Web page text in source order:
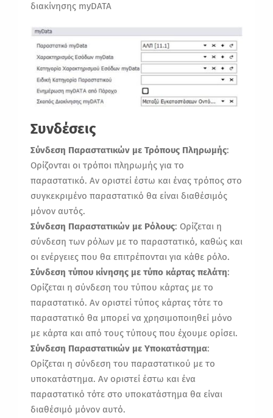
διακίνησης myDATA
Συνδέσεις
Σύνδεση Παραστατικών με Τρόπους Πληρωμής:
Ορίζονται οι τρόποι πληρωμής για το
παραστατικό. Αν οριστεί έστω και ένας τρόπος στο
συγκεκριμένο παραστατικό θα είναι διαθέσιμός
μόνον αυτός.
Σύνδεση Παραστατικών με Ρόλους: Ορίζεται η
σύνδεση των ρόλων με το παραστατικό, καθώς και
οι ενέργειες που θα επιτρέπονται για κάθε ρόλο.
Σύνδεση τύπου κίνησης με τύπο κάρτας πελάτη:
Ορίζεται η σύνδεση του τύπου κάρτας με το
παραστατικό. Αν οριστεί τύπος κάρτας τότε το
παραστατικό θα μπορεί να χρησιμοποιηθεί μόνο
με κάρτα και από τους τύπους που έχουμε ορίσει.
Σύνδεση Παραστατικών με Υποκατάστημα:
Ορίζεται η σύνδεση του παραστατικού με το
υποκατάστημα. Αν οριστεί έστω και ένα
παραστατικό τότε στο υποκατάστημα θα είναι
διαθέσιμό μόνον αυτό.